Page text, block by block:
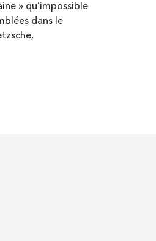
» qu’impossible
dans le